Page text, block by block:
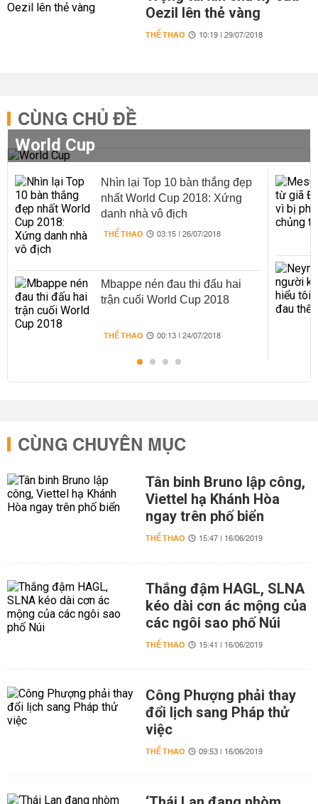
Oezil lên thẻ vàng
THỂ THAO 10:19 | 29/07/2018
CÙNG CHỦ ĐỀ
World Cup
Nhìn lại Top 10 bàn thắng đẹp
nhất World Cup 2018: Xứng
danh nhà vô địch
THỂ THAO 03:15 | 26/07/2018
Mbappe nén đau thi đấu hai
trận cuối World Cup 2018
THỂ THAO 00:13 | 24/07/2018
CÙNG CHUYÊN MỤC
Tân binh Bruno lập công,
Viettel hạ Khánh Hòa
ngay trên phố biển
THỂ THAO 15:47 | 16/06/2019
Thắng đậm HAGL, SLNA
kéo dài cơn ác mộng của
các ngôi sao phố Núi
THỂ THAO 15:41 | 16/06/2019
Công Phượng phải thay
đổi lịch sang Pháp thử
việc
THỂ THAO 09:53 | 16/06/2019